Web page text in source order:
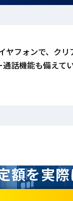
フォンで、ク
話機能も備えて
額を実